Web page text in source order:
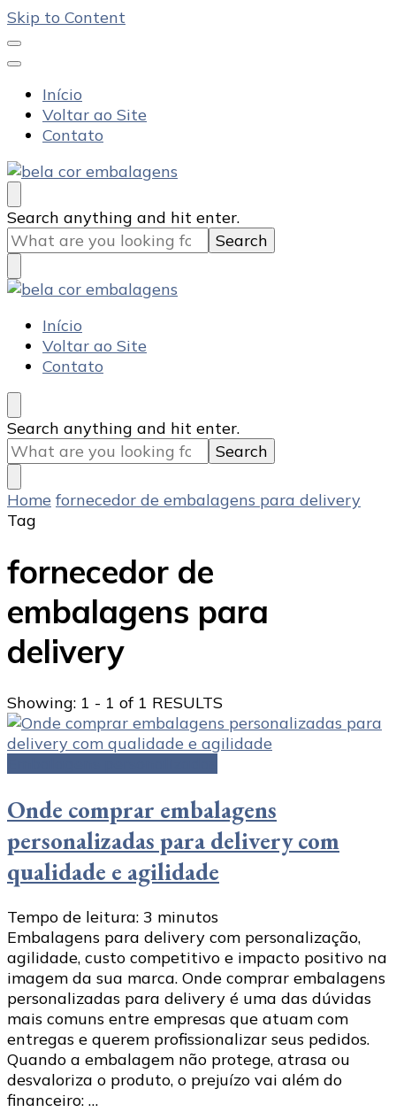
Skip to Content
Início
Voltar ao Site
Contato
Bela Cor Embalagens
Blog
Looking
for
Something?
Search anything and hit enter.
Bela Cor Embalagens
Blog
Início
Voltar ao Site
Contato
Looking
for
Something?
Search anything and hit enter.
Home fornecedor de embalagens para delivery
Tag
fornecedor de
embalagens para
delivery
Showing: 1 - 1 of 1 RESULTS
Onde comprar embalagens
personalizadas para delivery com
qualidade e agilidade
Tempo de leitura: 3 minutos
Embalagens para delivery com personalização,
agilidade, custo competitivo e impacto positivo na
imagem da sua marca. Onde comprar embalagens
personalizadas para delivery é uma das dúvidas
mais comuns entre empresas que atuam com
entregas e querem profissionalizar seus pedidos.
Quando a embalagem não protege, atrasa ou
desvaloriza o produto, o prejuízo vai além do
financeiro: …